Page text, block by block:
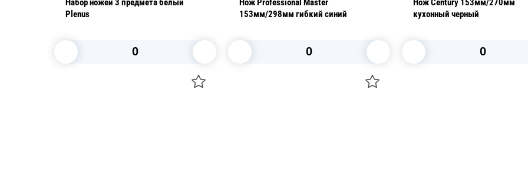
Набор ножей 3 предмета белый
Plenus
Нож Professional Master
153мм/298мм гибкий синий
Нож Century 153мм/270мм
кухонный черный